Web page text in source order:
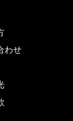
わせ